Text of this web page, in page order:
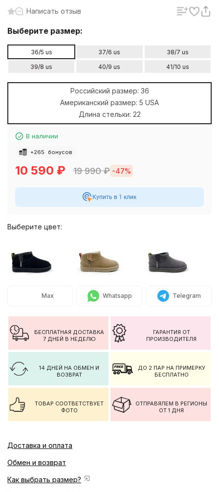
Написать отзыв
Выберите размер:
36/5 us 37/6 us
38/7 us
39/8 us
40/9 us 41/10 us
Российский размер: 36
Американский размер: 5 USA
Длина стельки: 22
В наличии
+265 бонусов
10 590 ₽ 19 990₽ -47%
Купить в 1 клик
Выберите цвет:
Max Whatsapp Telegram
БЕСПЛАТНАЯ ДОСТАВКА
7 ДНЕЙ В НЕДЕЛЮ
ГАРАНТИЯ ОТ
ПРОИЗВОДИТЕЛЯ
14 ДНЕЙ НА ОБМЕН И
ВОЗВРАТ
ДО 2 ПАР НА ПРИМЕРКУ
БЕСПЛАТНО
ТОВАР СООТВЕТСТВУЕТ
ФОТО
ОТПРАВЯЛЕМ В РЕГИОНЫ
ОТ 1 ДНЯ
Доставка и оплата
Обмен и возврат
Как выбрать размер?